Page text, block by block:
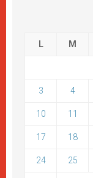
L M
3 4
10 11
17 18
24 25